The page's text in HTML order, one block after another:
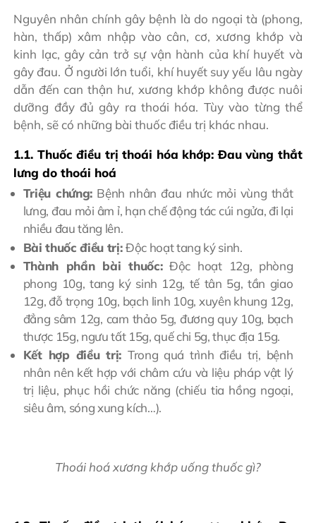
Nguyên nhân chính gây bệnh là do ngoại tà (phong,
hàn, thấp) xâm nhập vào cân, cơ, xương khớp và
kinh lạc, gây cản trở sự vận hành của khí huyết và
gây đau. Ở người lớn tuổi, khí huyết suy yếu lâu ngày
dẫn đến can thận hư, xương khớp không được nuôi
dưỡng đầy đủ gây ra thoái hóa. Tùy vào từng thể
bệnh, sẽ có những bài thuốc điều trị khác nhau.
1.1. Thuốc điều trị thoái hóa khớp: Đau vùng thắt
lưng do thoái hoá
Triệu chứng: Bệnh nhân đau nhức mỏi vùng thắt
lưng, đau mỏi âm ỉ, hạn chế động tác cúi ngửa, đi lại
nhiều đau tăng lên.
Bài thuốc điều trị:Độc hoạt tang ký sinh.
Thành phần bài thuốc:Độc hoạt 12g, phòng
phong 10g, tang ký sinh 12g, tế tân 5g, tần giao
12g, đỗ trọng 10g, bạch linh 10g, xuyên khung 12g,
đẳng sâm 12g, cam thảo 5g, đương quy 10g, bạch
thược 15g, ngưu tất 15g, quế chi 5g, thục địa 15g.
Kết hợp điều trị: Trong quá trình điều trị, bệnh
nhân nên kết hợp với châm cứu và liệu pháp vật lý
trị liệu, phục hồi chức năng (chiếu tia hồng ngoại,
siêu âm, sóng xung kích…).
Thoái hoá xương khớp uống thuốc gì?